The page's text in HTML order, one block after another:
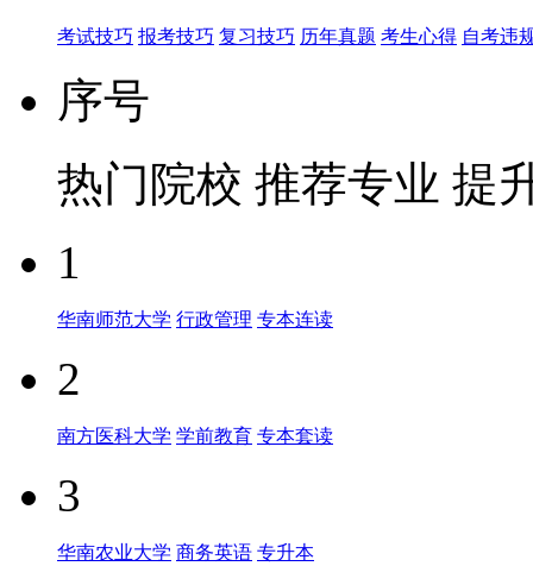
考试技巧 报考技巧 复习技巧 历年真题 考生心得 自考违
序号
热门院校 推荐专业 提
1
华南师范大学 行政管理 专本连读
2
南方医科大学 学前教育 专本套读
3
华南农业大学 商务英语 专升本